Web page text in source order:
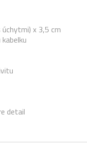
x 3,5 cm
detail